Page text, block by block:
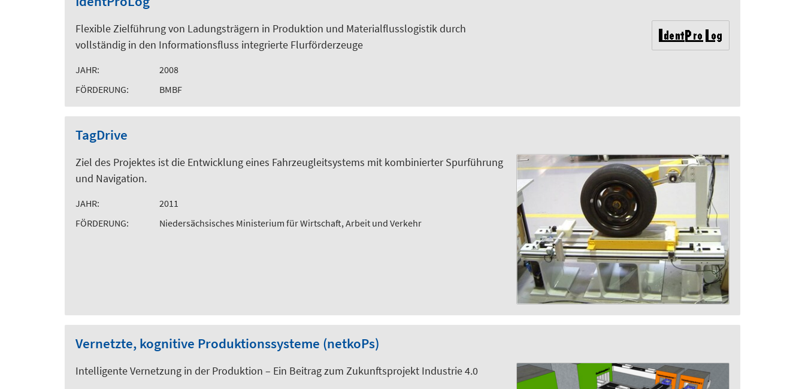
Flexible Zielführung von Ladungsträgern in Produktion und Materialflusslogistik durch
vollständig in den Informationsfluss integrierte Flurförderzeuge
JAHR:
2008
FÖRDERUNG:
BMBF
TagDrive
Ziel des Projektes ist die Entwicklung eines Fahrzeugleitsystems mit kombinierter Spurführung
und Navigation.
JAHR:
2011
FÖRDERUNG:
Niedersächsisches Ministerium für Wirtschaft, Arbeit und Verkehr
Vernetzte, kognitive Produktionssysteme (netkoPs)
Intelligente Vernetzung in der Produktion – Ein Beitrag zum Zukunftsprojekt Industrie 4.0